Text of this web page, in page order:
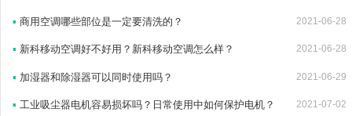
▪ 商用空调哪些部位是一定要清洗的？ 2021-06-28
▪ 新科移动空调好不好用？新科移动空调怎么样？ 2021-06-28
▪ 加湿器和除湿器可以同时使用吗？ 2021-06-29
▪ 工业吸尘器电机容易损坏吗？日常使用中如何保护电机？ 2021-07-02